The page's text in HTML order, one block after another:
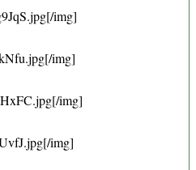
img]
img]
img]
img]